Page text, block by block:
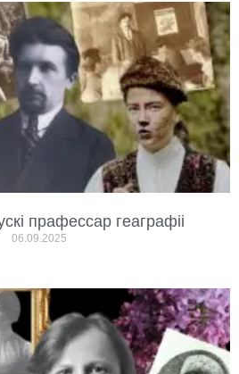
прафессар геаграфіі
06.09.2025